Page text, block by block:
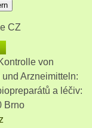
CZ
von
Arzneimitteln:
a léčiv:
Brno